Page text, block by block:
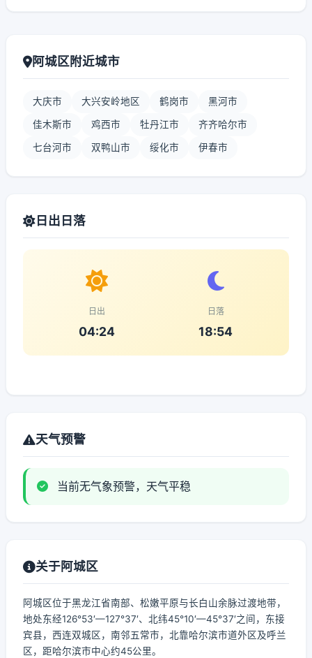
阿城区附近城市
大庆市 大兴安岭地区 鹤岗市 黑河市
佳木斯市 鸡西市 牡丹江市 齐齐哈尔市
七台河市 双鸭山市 绥化市 伊春市
日出日落
日出
04:24
日落
18:54
天气预警
当前无气象预警，天气平稳
关于阿城区
阿城区位于黑龙江省南部、松嫩平原与长白山余脉过渡地带，
地处东经126°53′—127°37′、北纬45°10′—45°37′之间，东接
宾县，西连双城区，南邻五常市，北靠哈尔滨市道外区及呼兰
区，距哈尔滨市中心约45公里。